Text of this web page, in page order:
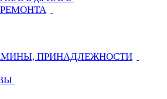
ПРИНАДЛЕЖНОСТИ